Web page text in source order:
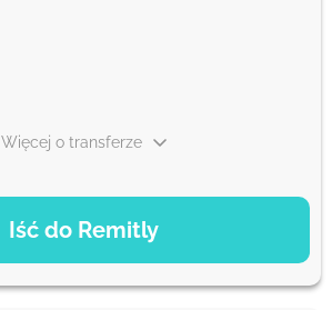
Iść do Remitly
Więcej o transferze
5 d